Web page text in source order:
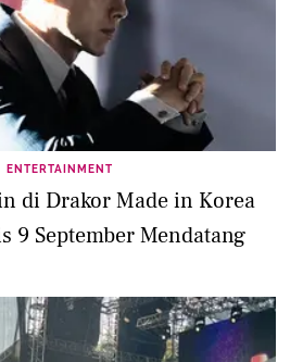
ENTERTAINMENT
di Drakor Made in Korea
9 September Mendatang